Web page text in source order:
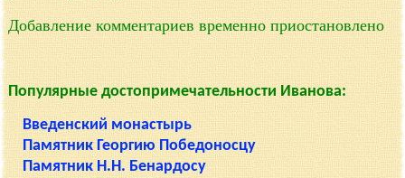
Добавление комментариев временно приостановлено
Популярные достопримечательности Иванова:
Введенский монастырь
Памятник Георгию Победоносцу
Памятник Н.Н. Бенардосу